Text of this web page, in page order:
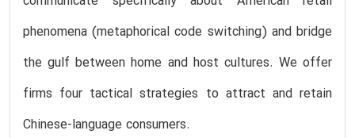
phenomena (metaphorical code switching) and bridge
the gulf between home and host cultures. We offer
firms four tactical strategies to attract and retain
Chinese-language consumers.